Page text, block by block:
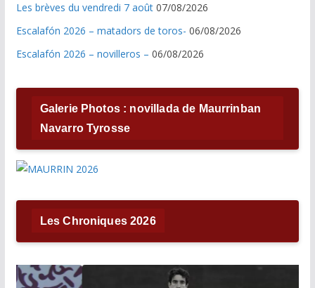
Les brèves du vendredi 7 août 07/08/2026
Escalafón 2026 – matadors de toros- 06/08/2026
Escalafón 2026 – novilleros – 06/08/2026
Galerie Photos : novillada de Maurrinban
Navarro Tyrosse
Les Chroniques 2026